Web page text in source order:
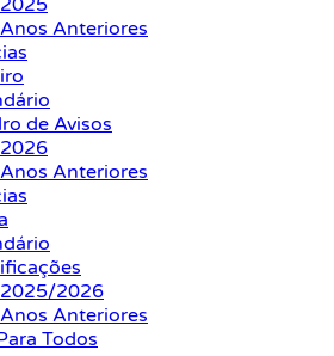
2025
Anos Anteriores
de Avisos
2026
Anos Anteriores
2025/2026
Anos Anteriores
Todos